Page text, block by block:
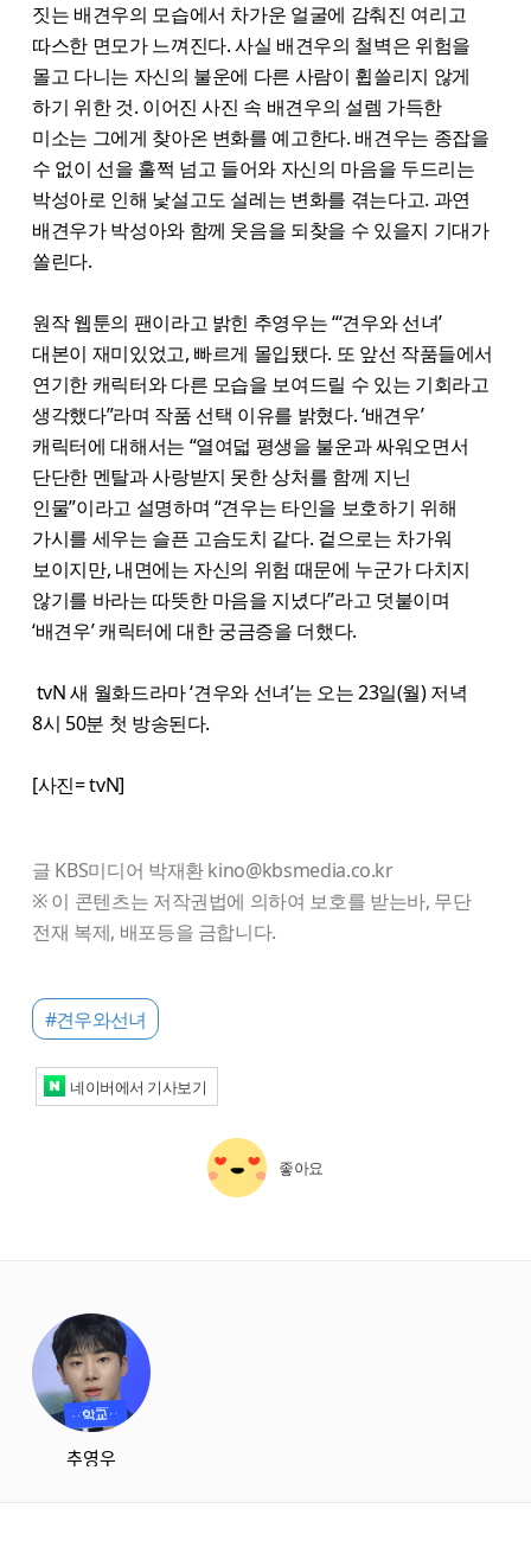
짓는 배견우의 모습에서 차가운 얼굴에 감춰진 여리고
따스한 면모가 느껴진다. 사실 배견우의 철벽은 위험을
몰고 다니는 자신의 불운에 다른 사람이 휩쓸리지 않게
하기 위한 것. 이어진 사진 속 배견우의 설렘 가득한
미소는 그에게 찾아온 변화를 예고한다. 배견우는 종잡을
수 없이 선을 훌쩍 넘고 들어와 자신의 마음을 두드리는
박성아로 인해 낯설고도 설레는 변화를 겪는다고. 과연
배견우가 박성아와 함께 웃음을 되찾을 수 있을지 기대가
쏠린다.
원작 웹툰의 팬이라고 밝힌 추영우는 “‘견우와 선녀’
대본이 재미있었고, 빠르게 몰입됐다. 또 앞선 작품들에서
연기한 캐릭터와 다른 모습을 보여드릴 수 있는 기회라고
생각했다”라며 작품 선택 이유를 밝혔다. ‘배견우’
캐릭터에 대해서는 “열여덟 평생을 불운과 싸워오면서
단단한 멘탈과 사랑받지 못한 상처를 함께 지닌
인물”이라고 설명하며 “견우는 타인을 보호하기 위해
가시를 세우는 슬픈 고슴도치 같다. 겉으로는 차가워
보이지만, 내면에는 자신의 위험 때문에 누군가 다치지
않기를 바라는 따뜻한 마음을 지녔다”라고 덧붙이며
‘배견우’ 캐릭터에 대한 궁금증을 더했다.
tvN 새 월화드라마 ‘견우와 선녀’는 오는 23일(월) 저녁
8시 50분 첫 방송된다.
[사진= tvN]
글 KBS미디어 박재환 kino@kbsmedia.co.kr
※ 이 콘텐츠는 저작권법에 의하여 보호를 받는바, 무단
전재 복제, 배포등을 금합니다.
#견우와선녀
네이버에서 기사보기
좋아요
추영우